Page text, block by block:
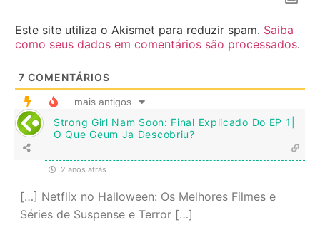
Este site utiliza o Akismet para reduzir spam. Saiba
como seus dados em comentários são processados.
7 COMENTÁRIOS
mais antigos
Strong Girl Nam Soon: Final Explicado Do EP 1|
O Que Geum Ja Descobriu?
2 anos atrás
[…] Netflix no Halloween: Os Melhores Filmes e
Séries de Suspense e Terror […]